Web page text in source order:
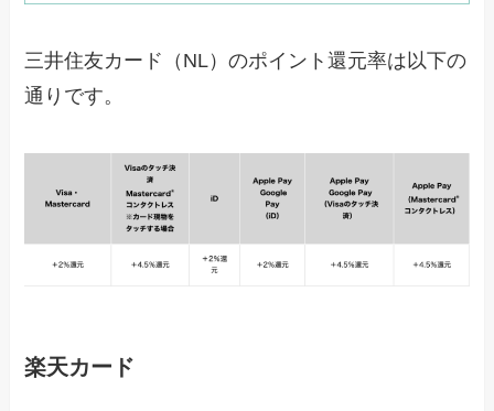
三井住友カード（NL）のポイント還元率は以下の
通りです。
楽天カード